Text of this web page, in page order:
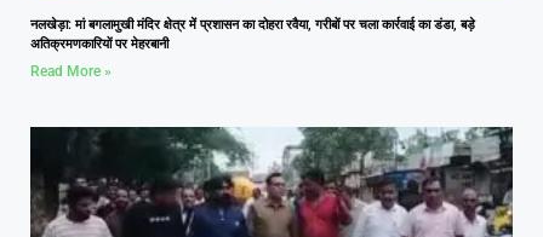
नलखेड़ा: मां बगलामुखी मंदिर क्षेत्र में प्रशासन का दोहरा रवैया, गरीबों पर चला कार्रवाई का डंडा, बड़े
अतिक्रमणकारियों पर मेहरबानी
Read More »